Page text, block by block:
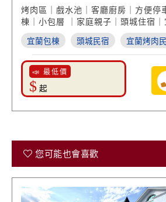
層 平價住宿】
烤肉區｜戲水池｜客廳廚房｜方便停
棟｜小包層 ｜家庭親子｜頭城住宿
宜蘭包棟 頭城民宿 宜蘭烤肉
📣 最低價
$ 起
您可能也會喜歡